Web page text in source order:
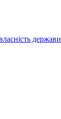
держави